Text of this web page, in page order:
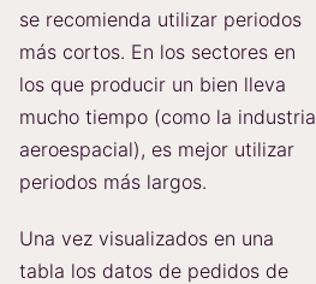
se recomienda utilizar periodos
más cortos. En los sectores en
los que producir un bien lleva
mucho tiempo (como la industria
aeroespacial), es mejor utilizar
periodos más largos.
Una vez visualizados en una
tabla los datos de pedidos de